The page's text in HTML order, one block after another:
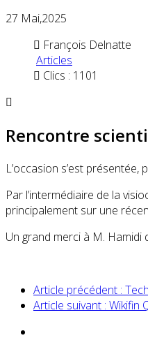
27 Mai,2025
François Delnatte
Articles
Clics : 1101
Rencontre
L’occasion s’est
Par l’intermédiaire de la
principalement sur une
Un grand merci à M.
Article précédent :
Article suivant : Wikifin